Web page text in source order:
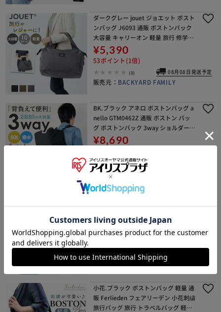
ダークグレー jouet ジョエット ボスト
ンバッグ J6093 通販 ボストンバック
大容量 キャリーオン 軽量 旅行 修学旅
行 レディース メンズ おしゃれ 折りた
たみ キャリーオンバッグ 大きめ
¥5,390
53ポイント(1倍)
(0) 08月08日発送予定
販売元： BACKYARD FAMILY
BK.ブラック アネロ ボストンバッグ a
nello GTM0462Z 通販 ボストン バッ
グ ボストンバック 3way ショルダー
リュック 大容量 A3 A4 旅行 修学旅行
メンズ レディース
¥8,690
(0)
販売元：BACKYARD FAMILY
口 通販 レディース メンズ 大容量 バッ
ク かばん カバン キャリーオン スポー
ツバッグ カジュアル シンプル ジム 旅
行 スーツケース固定 オシャレ おしゃ
¥2,578
08月08日発送予定
販売元：BACKYARD FAMILY
小花.ブラック ボストンバッグ 軽量 通
販 Ferlieden フェアリーデン 小花刺繍
旅行バッグ 旅行 トラベルバッグ 軽い